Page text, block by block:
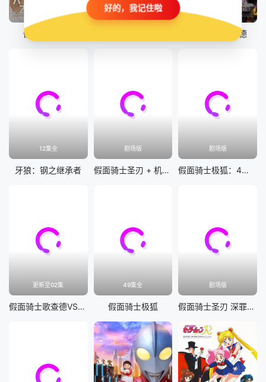
假面骑士加布
7集全
假面骑士歌查德
12集全
牙狼：钢之继承者
剧场版
假面骑士圣刃 + 机界战队全开者 超级英雄战记
剧场版
假面骑士极狐：4位王者与黑狐
更新至02集
假面骑士歌查德VS假面骑士雷杰德
49集全
假面骑士极狐
剧场版
假面骑士圣刃 深罪的三重奏
好的，我记住啦